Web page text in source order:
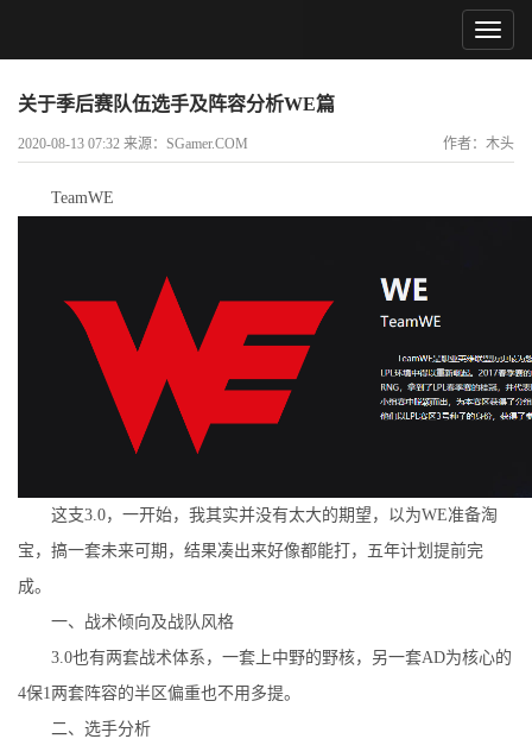
关于季后赛队伍选手及阵容分析WE篇
2020-08-13 07:32 来源：SGamer.COM 作者：木头
TeamWE
这支3.0，一开始，我其实并没有太大的期望，以为WE准备淘
宝，搞一套未来可期，结果凑出来好像都能打，五年计划提前完
成。
一、战术倾向及战队风格
3.0也有两套战术体系，一套上中野的野核，另一套AD为核心的
4保1两套阵容的半区偏重也不用多提。
二、选手分析